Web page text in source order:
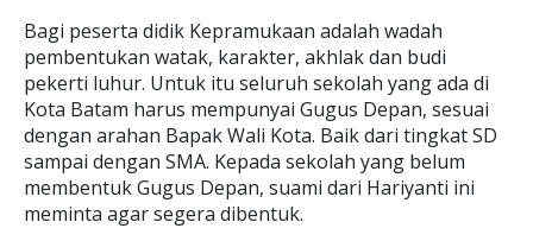
Bagi peserta didik Kepramukaan adalah wadah
pembentukan watak, karakter, akhlak dan budi
pekerti luhur. Untuk itu seluruh sekolah yang ada di
Kota Batam harus mempunyai Gugus Depan, sesuai
dengan arahan Bapak Wali Kota. Baik dari tingkat SD
sampai dengan SMA. Kepada sekolah yang belum
membentuk Gugus Depan, suami dari Hariyanti ini
meminta agar segera dibentuk.